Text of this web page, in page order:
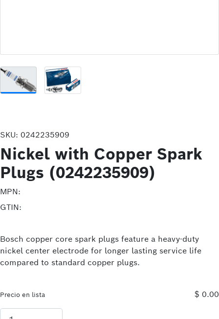
SKU: 0242235909
Nickel with Copper Spark
Plugs (0242235909)
MPN:
GTIN:
Bosch copper core spark plugs feature a heavy-duty
nickel center electrode for longer lasting service life
compared to standard copper plugs.
Precio en lista $ 0.00